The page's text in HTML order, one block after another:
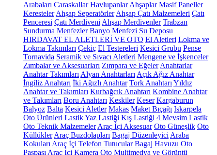
Arabaları Caraskallar Havlupanlar Ahşaplar Masif Paneller
Keresteler Ahşap Seperatörler Ahşap Çatı Malzemeleri Çatı
Penceresi Çatı Merdiveni Ahşap Merdivenler Trabzan
Sundurma Menfezler Banyo Menfezi Su Deposu
HIRDAVAT EL ALETLERİ VE OTO El Aletleri Lokma ve
Lokma Takımları Çekiç El Testereleri Kesici Grubu Pense
Tornavida Seramik ve Sıvacı Aletleri Mengene ve İşkenceler
Zımbalar ve Aksesuarları Zımpara ve Eğeler Anahtarlar
Anahtar Takımları Alyan Anahtarları Açık Ağız Anahtar
İngiliz Anahtarı İki Ağızlı Anahtar Tork Anahtarı Yıldız
Anahtar ve Takımları Kurbağcık Anahtarı Kombine Anahtar
ve Takımları Boru Anahtarı Keskiler Keser Kargaburun
Balyoz Balta Kesici Aletler Makas Maket Bıçağı Iskarpela
Oto Ürünleri LastikYaz Lastiği Kış Lastiği 4 Mevsim Lastik
Oto Teknik Malzemeler Araç İçi Aksesuar Oto Güneşlik Oto
Küllükler Araç Buzdolapları Bagaj Düzenleyici Araba
Kokuları Araç İçi Telefon Tutucular Bagaj Havuzu Oto
Paspası Araç İçi Kamera Oto Multimedya ve Görüntü